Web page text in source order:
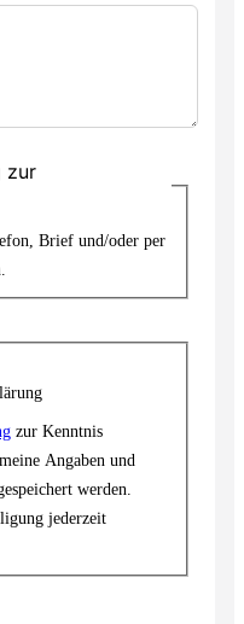
zur
Brief und/oder per
zur Kenntnis
Angaben und
werden.
jederzeit